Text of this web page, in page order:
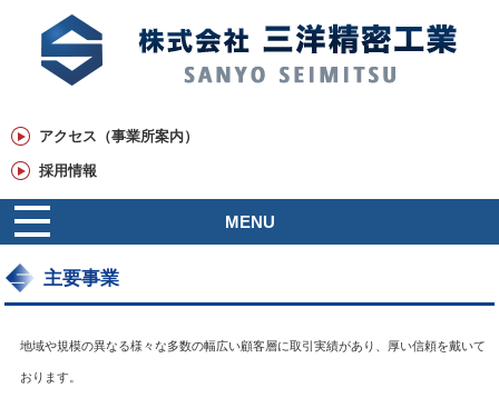
アクセス（事業所案内）
採用情報
MENU
主要事業
地域や規模の異なる様々な多数の幅広い顧客層に取引実績があり、厚い信頼を戴いて
おります。